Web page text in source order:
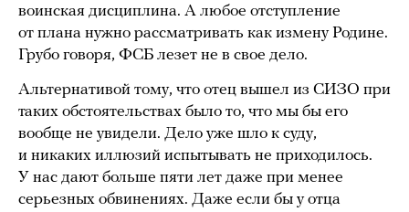
воинская дисциплина. А любое отступление
от плана нужно рассматривать как измену Родине.
Грубо говоря, ФСБ лезет не в свое дело.
Альтернативой тому, что отец вышел из СИЗО при
таких обстоятельствах было то, что мы бы его
вообще не увидели. Дело уже шло к суду,
и никаких иллюзий испытывать не приходилось.
У нас дают больше пяти лет даже при менее
серьезных обвинениях. Даже если бы у отца